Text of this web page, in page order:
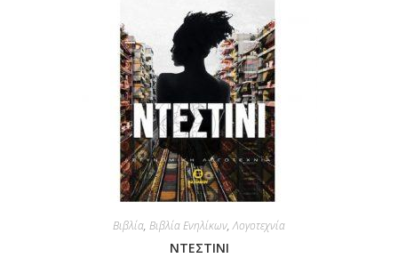
Βιβλία, Βιβλία Ενηλίκων,Λογοτεχνία
ΝΤΕΣΤΙΝΙ